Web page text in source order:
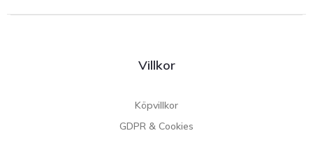
Villkor
Köpvillkor
GDPR & Cookies